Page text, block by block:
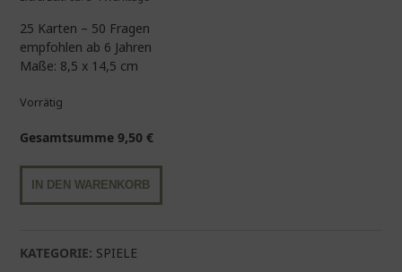
25 Karten – 50 Fragen
empfohlen ab 6 Jahren
Maße: 8,5 x 14,5 cm
Vorrätig
Gesamtsumme 9,50€
5
Minuten
uns
IN DEN WARENKORB
KATEGORIE: SPIELE